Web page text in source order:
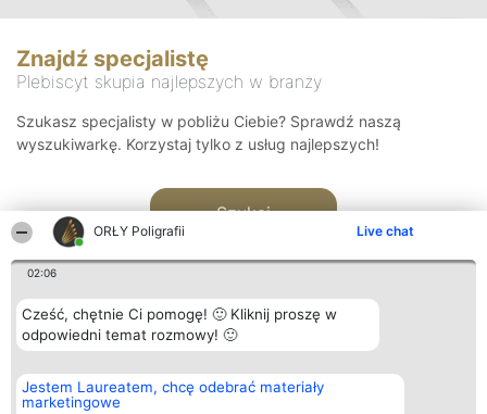
ORŁY Poligrafii Live chat
02:06
Cześć, chętnie Ci pomogę! 🙂 Kliknij proszę w
odpowiedni temat rozmowy! 🙂
Jestem Laureatem, chcę odebrać materiały
marketingowe
Znajdź specjalistę
Plebiscyt skupia najlepszych w branży
Szukasz specjalisty w pobliżu Ciebie? Sprawdź naszą
wyszukiwarkę. Korzystaj tylko z usług najlepszych!
Szukaj
Organizator plebiscytu
Bright Side Solutions sp. z o.
o. sp. k.
Plebiscyt
Laureaci
Kontakt
Kontakt